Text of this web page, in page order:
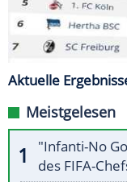
Aktuelle
Meistgelesen
"Infanti-No
des FIFA-